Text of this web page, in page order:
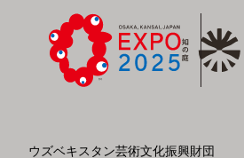
ウズベキスタン芸術文化振興財団